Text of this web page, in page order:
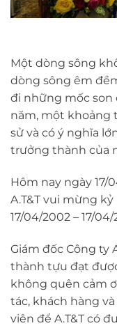
Một dòng sông
dòng sông êm
đi những mốc son
năm, một khoảng
sử và có ý nghĩa
trưởng thành của
Hôm nay ngày 17/
A.T&T vui mừng
17/04/2002 – 17/04/
Giám đốc Công ty
thành tựu đạt
không quên cảm
tác, khách hàng
viên để A.T&T có